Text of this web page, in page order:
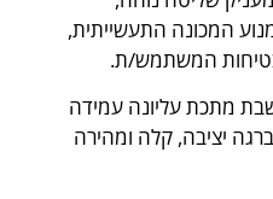
המכונה התעשייתית,
המשתמש/ת.
מתכת עליונה עמידה
יציבה, קלה ומהירה